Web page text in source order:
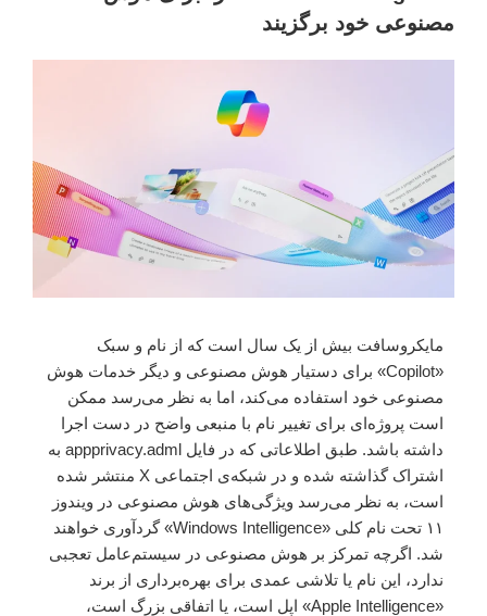
مصنوعی خود برگزیند
مایکروسافت بیش از یک سال است که از نام و سبک
«Copilot» برای دستیار هوش مصنوعی و دیگر خدمات هوش
مصنوعی خود استفاده می‌کند، اما به نظر می‌رسد ممکن
است پروژه‌ای برای تغییر نام با منبعی واضح در دست اجرا
داشته باشد. طبق اطلاعاتی که در فایل appprivacy.adml به
اشتراک گذاشته شده و در شبکه‌ی اجتماعی X منتشر شده
است، به نظر می‌رسد ویژگی‌های هوش مصنوعی در ویندوز
۱۱ تحت نام کلی «Windows Intelligence» گردآوری خواهند
شد. اگرچه تمرکز بر هوش مصنوعی در سیستم‌عامل تعجبی
ندارد، این نام یا تلاشی عمدی برای بهره‌برداری از برند
«Apple Intelligence» اپل است، یا اتفاقی بزرگ است،